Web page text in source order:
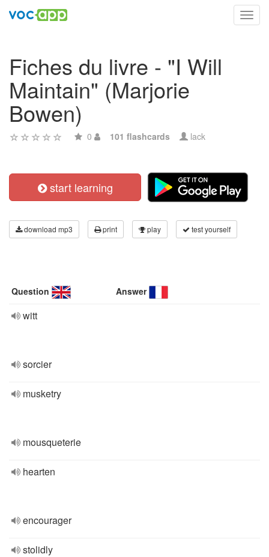
Fiches du livre - "I Will
Maintain" (Marjorie
Bowen)
0 101 flashcards lack
start learning
download mp3 print play test yourself
Question Answer
witt
sorcier
musketry
mousqueterie
hearten
encourager
stolidly